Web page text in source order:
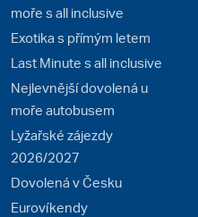
moře s all inclusive
Exotika s přímým letem
Last Minute s all inclusive
Nejlevnější dovolená u
moře autobusem
Lyžařské zájezdy
2026/2027
Dovolená v Česku
Eurovíkendy